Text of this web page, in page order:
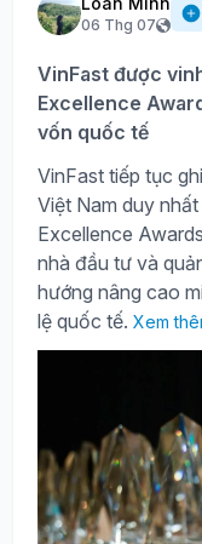
06 Thg 07
VinFast được
Excellence
vốn quốc tế
VinFast tiếp tục
Việt Nam duy
Excellence
nhà đầu tư và
hướng nâng cao
lệ quốc tế. Xem